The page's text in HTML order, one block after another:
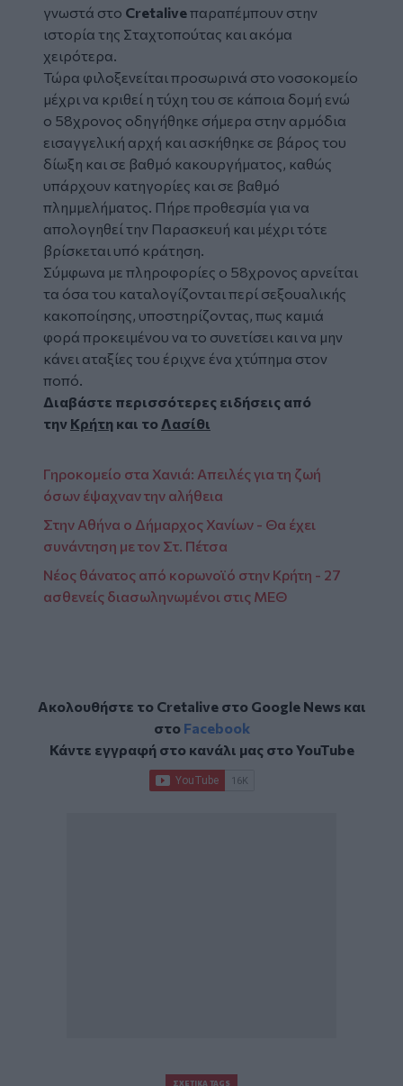
γνωστά στο Cretaliveπαραπέμπουν στην
ιστορία της Σταχτοπούτας και ακόμα
χειρότερα.
Τώρα φιλοξενείται προσωρινά στο νοσοκομείο
μέχρι να κριθεί η τύχη του σε κάποια δομή ενώ
ο 58χρονος οδηγήθηκε σήμερα στην αρμόδια
εισαγγελική αρχή και ασκήθηκε σε βάρος του
δίωξη και σε βαθμό κακουργήματος, καθώς
υπάρχουν κατηγορίες και σε βαθμό
πλημμελήματος. Πήρε προθεσμία για να
απολογηθεί την Παρασκευή και μέχρι τότε
βρίσκεται υπό κράτηση.
Σύμφωνα με πληροφορίες ο 58χρονος αρνείται
τα όσα του καταλογίζονται περί σεξουαλικής
κακοποίησης, υποστηρίζοντας, πως καμιά
φορά προκειμένου να το συνετίσει και να μην
κάνει αταξίες του έριχνε ένα χτύπημα στον
ποπό.
Διαβάστε περισσότερες ειδήσεις από
την Κρήτη και το Λασίθι
Γηροκομείο στα Χανιά: Απειλές για τη ζωή
όσων έψαχναν την αλήθεια
Στην Αθήνα ο Δήμαρχος Χανίων - Θα έχει
συνάντηση με τον Στ. Πέτσα
Νέος θάνατος από κορωνοϊό στην Κρήτη - 27
ασθενείς διασωληνωμένοι στις ΜΕΘ
Ακολουθήστε το Cretalive στο Google Newsκαι
στο Facebook
Κάντε εγγραφή στο κανάλι μας στοYouTube
ΣΧΕΤΙΚΆ TAGS